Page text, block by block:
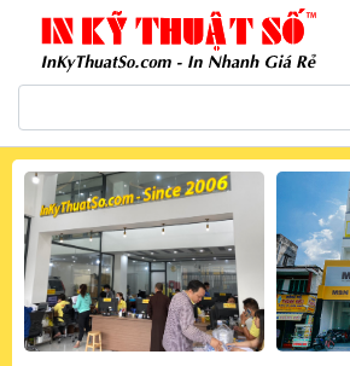
inkythuatso.com